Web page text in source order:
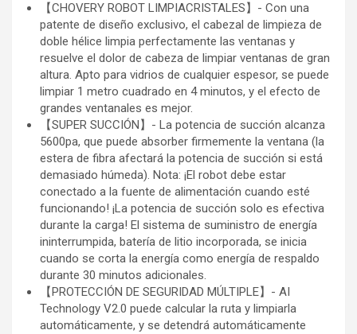
【CHOVERY ROBOT LIMPIACRISTALES】- Con una
patente de diseño exclusivo, el cabezal de limpieza de
doble hélice limpia perfectamente las ventanas y
resuelve el dolor de cabeza de limpiar ventanas de gran
altura. Apto para vidrios de cualquier espesor, se puede
limpiar 1 metro cuadrado en 4 minutos, y el efecto de
grandes ventanales es mejor.
【SUPER SUCCIÓN】- La potencia de succión alcanza
5600pa, que puede absorber firmemente la ventana (la
estera de fibra afectará la potencia de succión si está
demasiado húmeda). Nota: ¡El robot debe estar
conectado a la fuente de alimentación cuando esté
funcionando! ¡La potencia de succión solo es efectiva
durante la carga! El sistema de suministro de energía
ininterrumpida, batería de litio incorporada, se inicia
cuando se corta la energía como energía de respaldo
durante 30 minutos adicionales.
【PROTECCIÓN DE SEGURIDAD MÚLTIPLE】- AI
Technology V2.0 puede calcular la ruta y limpiarla
automáticamente, y se detendrá automáticamente